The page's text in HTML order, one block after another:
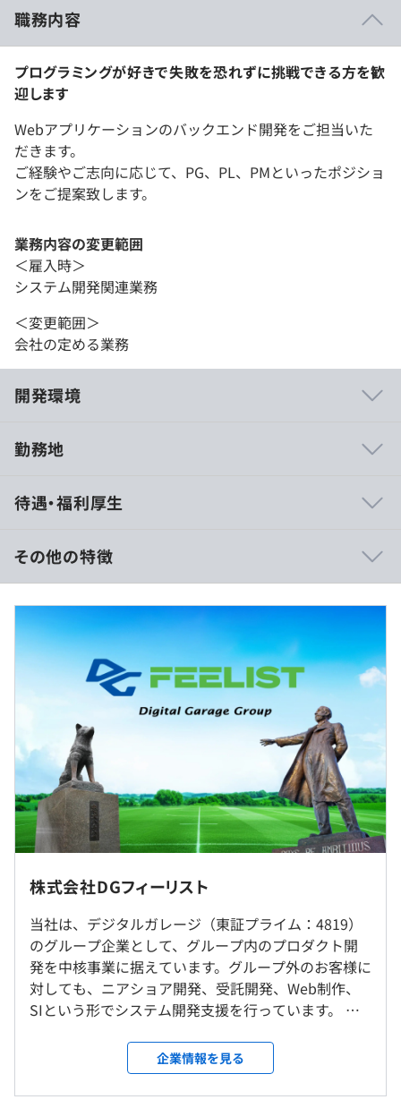
職務内容
プログラミングが好きで失敗を恐れずに挑戦できる方を歓
迎します
Webアプリケーションのバックエンド開発をご担当いた
だきます。
ご経験やご志向に応じて、PG、PL、PMといったポジショ
ンをご提案致します。
業務内容の変更範囲
＜雇入時＞
システム開発関連業務
＜変更範囲＞
会社の定める業務
開発環境
ー資格 合格時のみ全額補助）
・グループ企業合同勉強会（月1回）
Windows、Macのどちらかを選択可能
プロジェクトごとに選択
Docker、Ansible、Kubernetes、Amazon ECS、Google
Kubernetes Engine、Amazon Elastic Kubernetes
Service、Zabbix、Amazon CloudWatch
BigQuery、Snowflake
勤務地
・社内もしくはお客様先での勤務となります
・エリア限定勤務あり
・転勤なし
就業場所の変更範囲
＜雇入時＞
東京オフィス
会社の定める場所（テレワークを行う場所を含む）
待遇・福利厚生
■賃金形態：月給制
■賃金の決定方法：当社規定により決定
■月給：¥421,170 以上
■基本給：¥252,000 以上
■固定残業代：¥79,170 以上
■一律手当：¥90,000
■資格手当：取得資格に応じ、¥3,000 ～ ¥30,000
（※想定年収は年収提示額を保証するものではありません）
時間外労働有無：有
※勤務地、作業場所により異なる場合があります。（例：
8:30～17:30）
休憩時間：12:00〜13:00（60分）
平均残業時間：平均8.6時間／月
その他の特徴
株式会社DGフィーリスト
当社は、デジタルガレージ（東証プライム：4819）
のグループ企業として、グループ内のプロダクト開
発を中核事業に据えています。グループ外のお客様に
対しても、ニアショア開発、受託開発、Web制作、
SIという形でシステム開発支援を行っています。 当
方に居ながら経験できるという点です。暮らしの場所
も、挑む技術も、その両方を手にしたいという方
は、是非一度カジュアル面談にお越しください。
企業情報を見る